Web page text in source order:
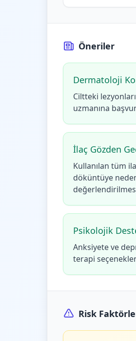
Öneriler
Dermatoloji
Ciltteki
uzmanına
İlaç Gözden
Kullanılan tüm
döküntüye
Psikolojik
Anksiyete ve
terapi
Risk